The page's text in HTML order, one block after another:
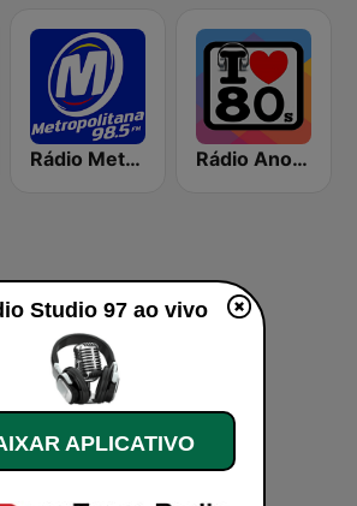
Rádio Metropolitana 98.5 FM Rádio Anos 80
Studio 97 ao vivo
APLICATIVO